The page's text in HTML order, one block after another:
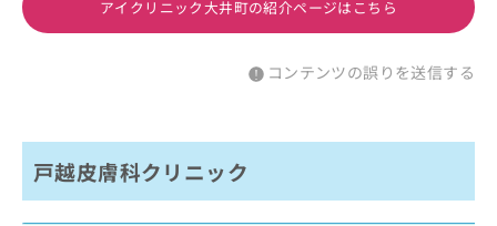
アイクリニック大井町の紹介ページはこちら
コンテンツの誤りを送信する
戸越皮膚科クリニック